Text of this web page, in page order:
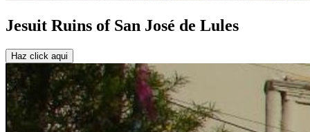
Jesuit Ruins of San José de Lules
Haz click aqui